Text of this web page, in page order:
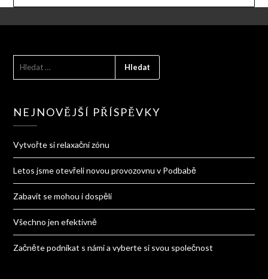
NEJNOVĚJŠÍ PŘÍSPĚVKY
Vytvořte si relaxační zónu
Letos jsme otevřeli novou provozovnu v Podbabě
Zabavit se mohou i dospělí
Všechno jen efektivně
Začněte podnikat s námi a vyberte si svou společnost